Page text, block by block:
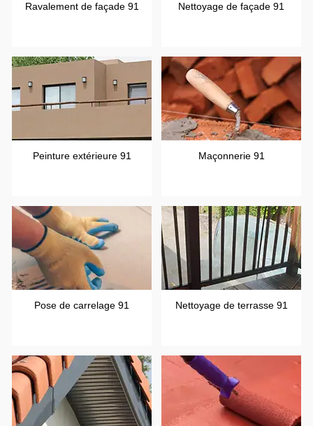
Ravalement de façade 91 Nettoyage de façade 91
Peinture extérieure 91 Maçonnerie 91
Pose de carrelage 91 Nettoyage de terrasse 91